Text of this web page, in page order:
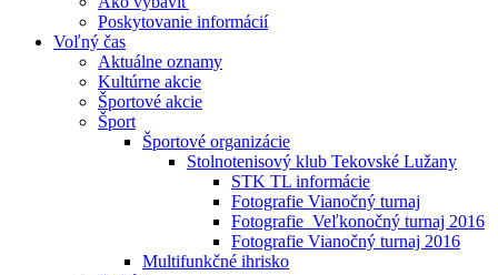
Poskytovanie informácií
Voľný čas
Aktuálne oznamy
Kultúrne akcie
Športové akcie
Šport
Športové organizácie
Stolnotenisový klub Tekovské Lužany
STK TL informácie
Fotografie Vianočný turnaj
Fotografie_Veľkonočný turnaj 2016
Fotografie Vianočný turnaj 2016
Multifunkčné ihrisko